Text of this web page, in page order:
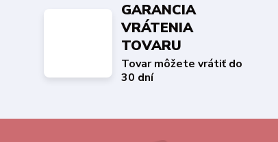
GARANCIA
VRÁTENIA
TOVARU
Tovar môžete vrátiť do
30 dní